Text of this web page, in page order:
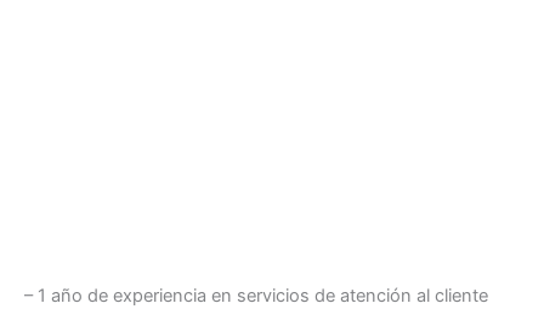
– 1 año de experiencia en servicios de atención al cliente